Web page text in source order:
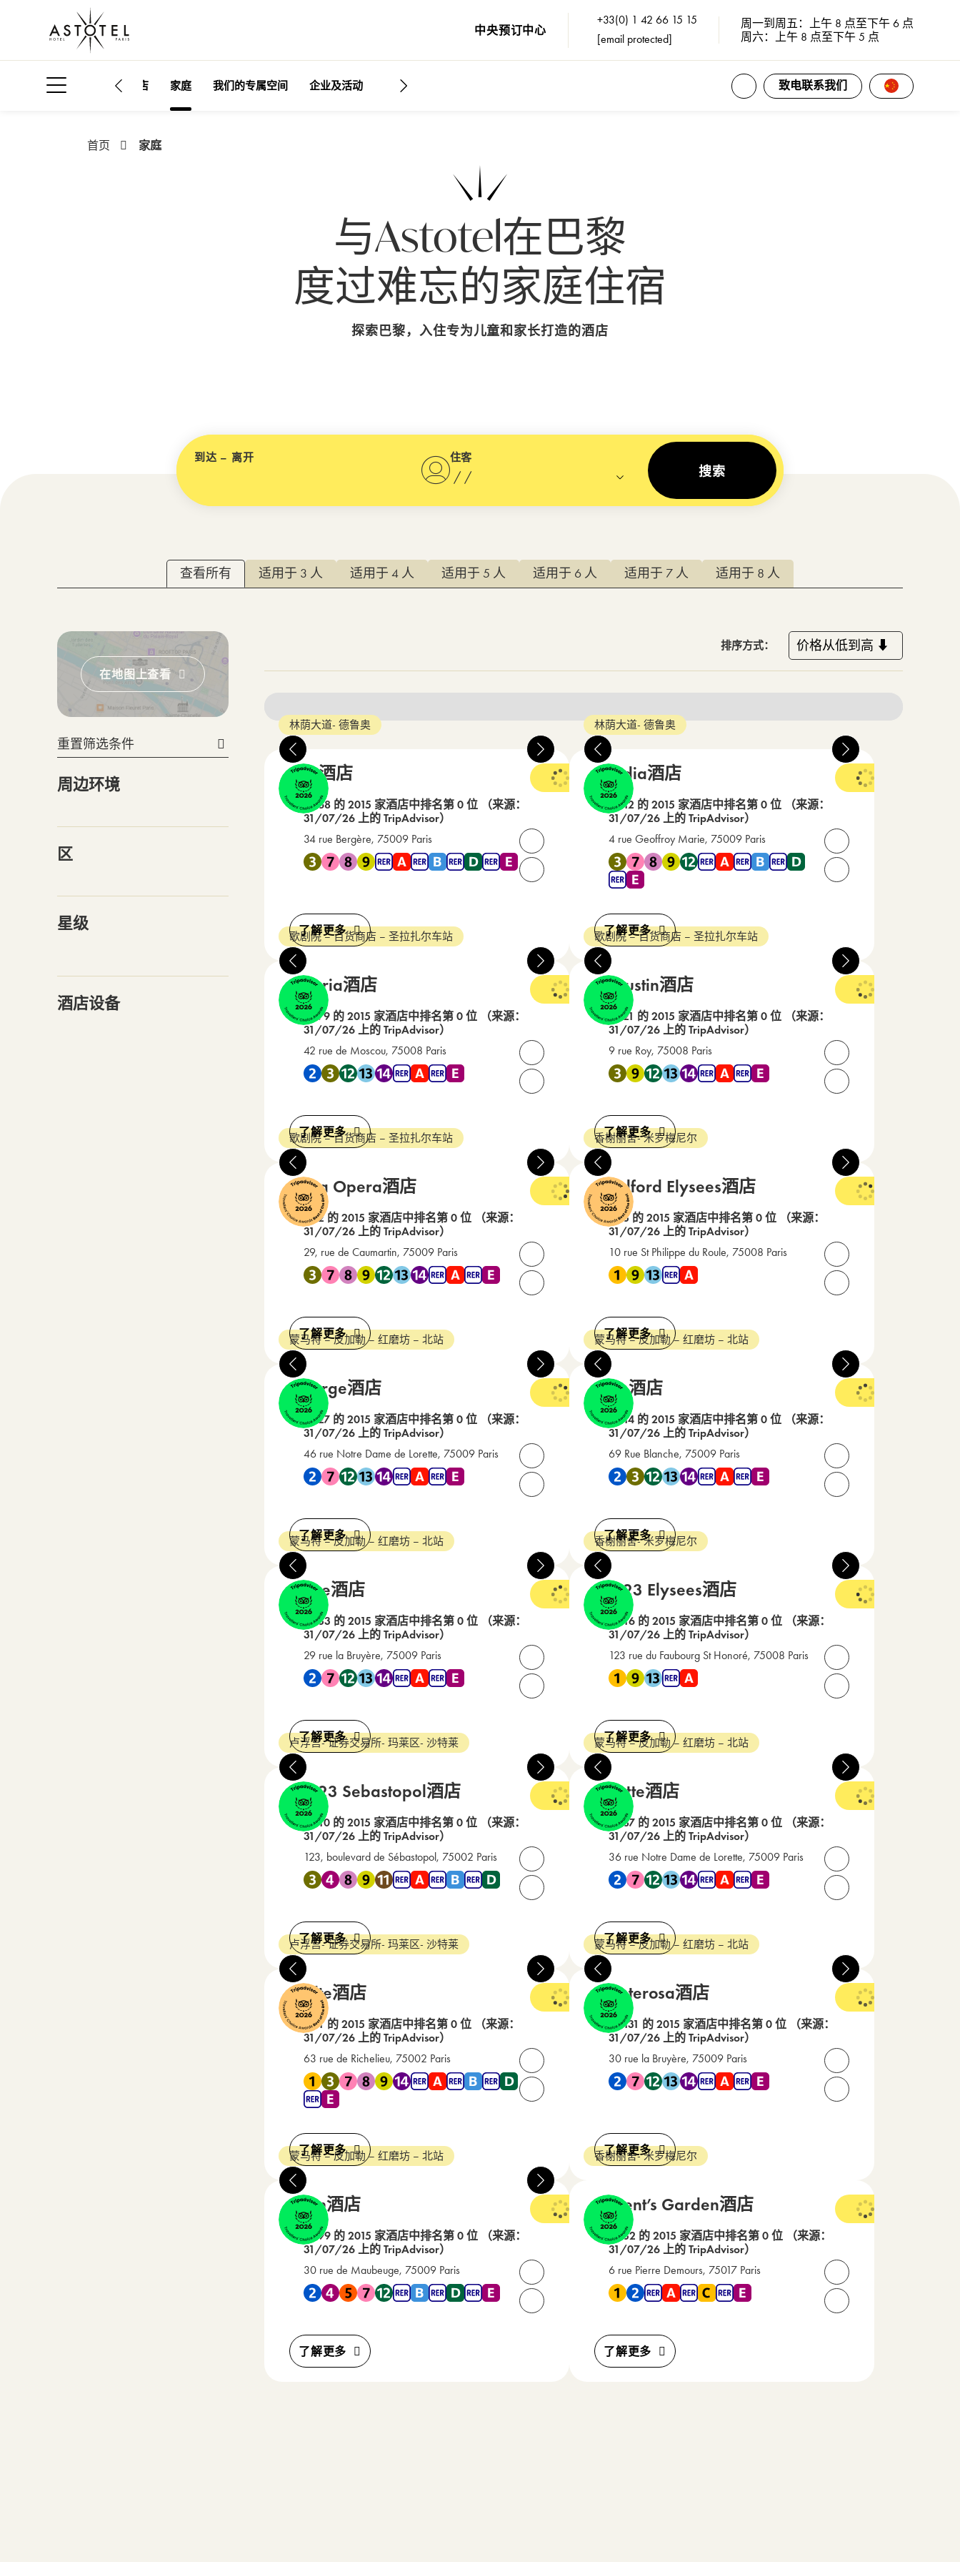
中央预订中心
+33(0) 1 42 66 15 15
[email protected]
周一到周五：上午 8 点至下午 6 点
周六：上午 8 点至下午 5 点
我们的酒店 家庭 我们的专属空间 企业及活动 游览 打开所有联系方式
致电联系我们 言語選択を
首页 家庭
与Astotel在巴黎
度过难忘的家庭住宿
探索巴黎，入住专为儿童和家长打造的酒店
选择您的酒店
到达 – 离开
请按 Enter 或空格键打开日历，并使用箭头键导航，或按 Tab 键后输入开始和结束日期，格式为：Y-M-d / Y-M-d，例如：2026-7-1 /
住客
/ /
查看所有 适用于 3 人 适用于 4 人 适用于 5 人 适用于 6 人 适用于 7 人 适用于 8 人
在地图上查看
重置筛选条件
周边环境
区
星级
酒店设备
排序方式：
林荫大道- 德鲁奥
34B酒店
3 星级
在 68 的 2015 家酒店中排名第 0 位
（来源：
31/07/26 上的 TripAdvisor）
34 rue Bergère, 75009 Paris
靠近 地铁 3 , 地铁 7 , 地铁 8 , 地铁 9 , RER A , RER B , RER D , RER E
打开联系人
请致电我们： +33(0) 1 47 70 34 34
了解更多
林荫大道- 德鲁奥
Acadia酒店
3 星级
在 12 的 2015 家酒店中排名第 0 位
（来源：
31/07/26 上的 TripAdvisor）
4 rue Geoffroy Marie, 75009 Paris
靠近 地铁 3 , 地铁 7 , 地铁 8 , 地铁 9 , 地铁 12 , RER A , RER B , RER D ,
打开联系人
请致电我们： +33(0) 1
了解更多
歌剧院 – 百货商店 – 圣拉扎尔车站
Astoria酒店
3 星级
在 79 的 2015 家酒店中排名第 0 位
（来源：
31/07/26 上的 TripAdvisor）
42 rue de Moscou, 75008 Paris
靠近 地铁 2 , 地铁 3 , 地铁 12 , 地铁 13 , 地铁 14 , RER A , RER E
打开联系人
请致电我们： +33(0) 1 42 93 63 53
了解更多
歌剧院 – 百货商店 – 圣拉扎尔车站
Augustin酒店
3 星级
在 21 的 2015 家酒店中排名第 0 位
（来源：
31/07/26 上的 TripAdvisor）
9 rue Roy, 75008 Paris
靠近 地铁 3 , 地铁 9 , 地铁 12 , 地铁 13 , 地铁 14 , RER A , RER E
打开联系人
请致电我们： +33(0) 1
了解更多
歌剧院 – 百货商店 – 圣拉扎尔车站
Astra Opera酒店
4 星级
在 2 的 2015 家酒店中排名第 0 位
（来源：
31/07/26 上的 TripAdvisor）
29, rue de Caumartin, 75009 Paris
靠近 地铁 3 , 地铁 7 , 地铁 8 , 地铁 9 , 地铁 12 , 地铁 13 , 地铁 14 , RER A , RER E
打开联系人
请致电我们： +33(0) 1 42 65 15 15
了解更多
香榭丽舍- 米罗梅尼尔
Bradford Elysees酒店
4 星级
在 3 的 2015 家酒店中排名第 0 位
（来源：
31/07/26 上的 TripAdvisor）
10 rue St Philippe du Roule, 75008 Paris
靠近 地铁 1 , 地铁 9 , 地铁 13 , RER A
打开联系人
请致电我们： +33(0) 1
了解更多
蒙马特 – 皮加勒 – 红磨坊 – 北站
George酒店
3 星级
在 27 的 2015 家酒店中排名第 0 位
（来源：
31/07/26 上的 TripAdvisor）
46 rue Notre Dame de Lorette, 75009 Paris
靠近 地铁 2 , 地铁 7 , 地铁 12 , 地铁 13 , 地铁 14 , RER A , RER E
打开联系人
请致电我们： +33(0) 1 48 74 03 29
了解更多
蒙马特 – 皮加勒 – 红磨坊 – 北站
Joke酒店
3 星级
在 14 的 2015 家酒店中排名第 0 位
（来源：
31/07/26 上的 TripAdvisor）
69 Rue Blanche, 75009 Paris
靠近 地铁 2 , 地铁 3 , 地铁 12 , 地铁 13 , 地铁 14 , RER A , RER E
打开联系人
请致电我们： +33(0) 1
了解更多
蒙马特 – 皮加勒 – 红磨坊 – 北站
Joyce酒店
3 星级
在 33 的 2015 家酒店中排名第 0 位
（来源：
31/07/26 上的 TripAdvisor）
29 rue la Bruyère, 75009 Paris
靠近 地铁 2 , 地铁 7 , 地铁 12 , 地铁 13 , 地铁 14 , RER A , RER E
打开联系人
请致电我们： +33(0) 1 55 07 00 01
了解更多
香榭丽舍- 米罗梅尼尔
Le 123 Elysees酒店
4 星级
在 16 的 2015 家酒店中排名第 0 位
（来源：
31/07/26 上的 TripAdvisor）
123 rue du Faubourg St Honoré, 75008 Paris
靠近 地铁 1 , 地铁 9 , 地铁 13 , RER A
打开联系人
请致电我们： +33(0) 1
了解更多
卢浮宫- 证券交易所- 玛莱区- 沙特莱
Le 123 Sebastopol酒店
4 星级
在 10 的 2015 家酒店中排名第 0 位
（来源：
31/07/26 上的 TripAdvisor）
123, boulevard de Sébastopol, 75002 Paris
靠近 地铁 3 , 地铁 4 , 地铁 8 , 地铁 9 , 地铁 11 , RER A , RER B , RER D
打开联系人
请致电我们： +33(0) 1 40 39 61 23
了解更多
蒙马特 – 皮加勒 – 红磨坊 – 北站
Lorette酒店
3 星级
在 87 的 2015 家酒店中排名第 0 位
（来源：
31/07/26 上的 TripAdvisor）
36 rue Notre Dame de Lorette, 75009 Paris
靠近 地铁 2 , 地铁 7 , 地铁 12 , 地铁 13 , 地铁 14 , RER A , RER E
打开联系人
请致电我们： +33(0) 1
了解更多
卢浮宫- 证券交易所- 玛莱区- 沙特莱
Malte酒店
4 星级
在 1 的 2015 家酒店中排名第 0 位
（来源：
31/07/26 上的 TripAdvisor）
63 rue de Richelieu, 75002 Paris
靠近 地铁 1 , 地铁 3 , 地铁 7 , 地铁 8 , 地铁 9 , 地铁 14 , RER A , RER B , RER D , RER E
打开联系人
请致电我们： +33(0) 1 44 58 94 94
了解更多
蒙马特 – 皮加勒 – 红磨坊 – 北站
Monterosa酒店
3 星级
在 131 的 2015 家酒店中排名第 0 位
（来源：
31/07/26 上的 TripAdvisor）
30 rue la Bruyère, 75009 Paris
靠近 地铁 2 , 地铁 7 , 地铁 12 , 地铁 13 , 地铁 14 , RER A , RER E
打开联系人
请致电我们： +33(0) 1
了解更多
蒙马特 – 皮加勒 – 红磨坊 – 北站
Palm酒店
3 星级
在 99 的 2015 家酒店中排名第 0 位
（来源：
31/07/26 上的 TripAdvisor）
30 rue de Maubeuge, 75009 Paris
靠近 地铁 2 , 地铁 4 , 地铁 5 , 地铁 7 , 地铁 12 , RER B , RER D , RER E
打开联系人
请致电我们： +33(0) 1 42 85 07 61
了解更多
香榭丽舍- 米罗梅尼尔
Regent’s Garden酒店
4 星级
在 32 的 2015 家酒店中排名第 0 位
（来源：
31/07/26 上的 TripAdvisor）
6 rue Pierre Demours, 75017 Paris
靠近 地铁 1 , 地铁 2 , RER A , RER C , RER E
打开联系人
请致电我们： +33(0) 1
了解更多